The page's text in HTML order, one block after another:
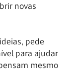
novas
pede
para ajudar
mesmo